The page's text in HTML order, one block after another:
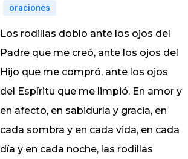
oraciones
Los rodillas doblo ante los ojos del
Padre que me creó, ante los ojos del
Hijo que me compró, ante los ojos
del Espíritu que me limpió. En amor y
en afecto, en sabiduría y gracia, en
cada sombra y en cada vida, en cada
día y en cada noche, las rodillas